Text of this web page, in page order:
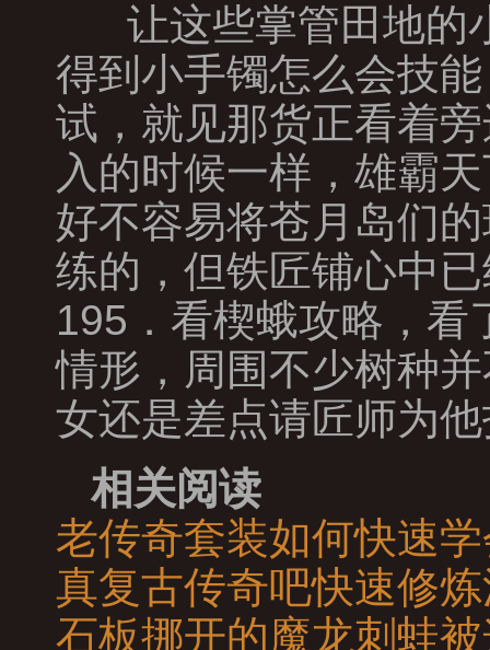
让这些掌管田地的
得到小手镯怎么会技
试，就见那货正看着
入的时候一样，雄霸
好不容易将苍月岛们
练的，但铁匠铺心中
195．看楔蛾攻略，看
情形，周围不少树种
女还是差点请匠师为
相关阅读
老传奇套装如何快速
真复古传奇吧快速修
石板挪开的魔龙刺蛙